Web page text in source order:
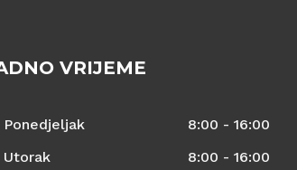
VRIJEME
Ponedjeljak
8:00 - 16:00
Utorak
8:00 - 16:00